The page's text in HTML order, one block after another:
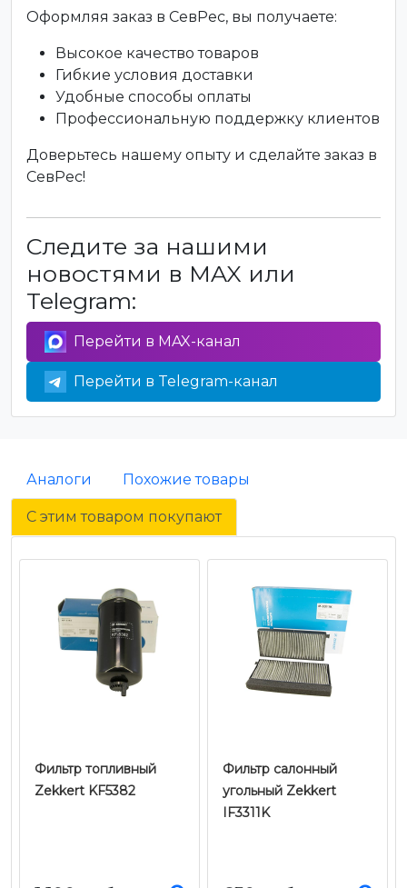
Оформляя заказ в СевРес, вы получаете:
Высокое качество товаров
Гибкие условия доставки
Удобные способы оплаты
Профессиональную поддержку клиентов
Доверьтесь нашему опыту и сделайте заказ в
СевРес!
Следите за нашими
новостями в MAX или
Telegram:
Перейти в MAX-канал
Перейти в Telegram-канал
Аналоги Похожие товары
С этим товаром покупают
Фильтр топливный
Zekkert KF5382
Фильтр салонный
угольный Zekkert
IF3311K